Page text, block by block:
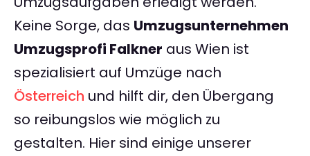
Keine Sorge, das Umzugsunternehmen
Umzugsprofi Falkner aus Wien ist
spezialisiert auf Umzüge nach
Österreich und hilft dir, den Übergang
so reibungslos wie möglich zu
gestalten. Hier sind einige unserer